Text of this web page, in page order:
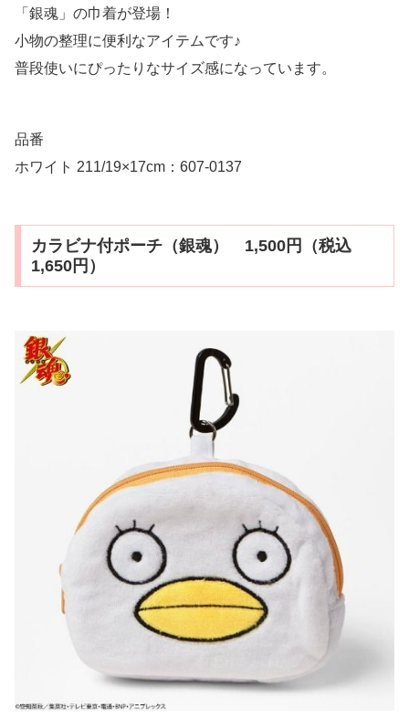
「銀魂」の巾着が登場！
小物の整理に便利なアイテムです♪
普段使いにぴったりなサイズ感になっています。
品番
ホワイト 211/19×17cm：607-0137
カラビナ付ポーチ（銀魂） 1,500円（税込
1,650円）